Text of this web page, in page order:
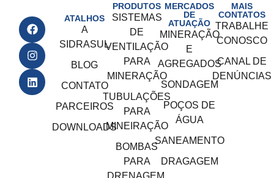
ATALHOS
A
SIDRASUL
BLOG
CONTATO
PARCEIROS
DOWNLOADS
PRODUTOS
SISTEMAS
DE
VENTILAÇÃO
PARA
MINERAÇÃO
TUBULAÇÕES
PARA
MINEIRAÇÃO
BOMBAS
PARA
DRENAGEM,
MERCADOS
DE
ATUAÇÃO
MINERAÇÃO
E
AGREGADOS
SONDAGEM
POÇOS DE
ÁGUA
SANEAMENTO
DRAGAGEM
MAIS
CONTATOS
TRABALHE
CONOSCO
CANAL DE
DENÚNCIAS